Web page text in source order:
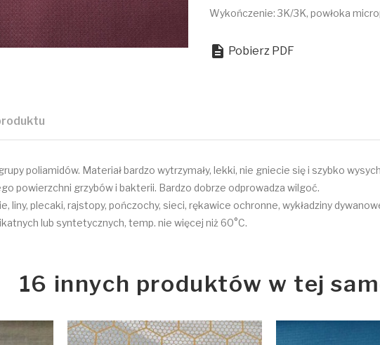
Wykończenie: 3K/3K, powłoka
 Pobierz PDF
poliamidów. Materiał bardzo wytrzymały, lekki, nie gniecie się i szybko
powierzchni grzybów i bakterii. Bardzo dobrze odprowadza wilgoć.
liny, plecaki, rajstopy, pończochy, sieci, rękawice ochronne, wykładziny
lub syntetycznych, temp. nie więcej niż 60°C.
16 innych produktów w tej